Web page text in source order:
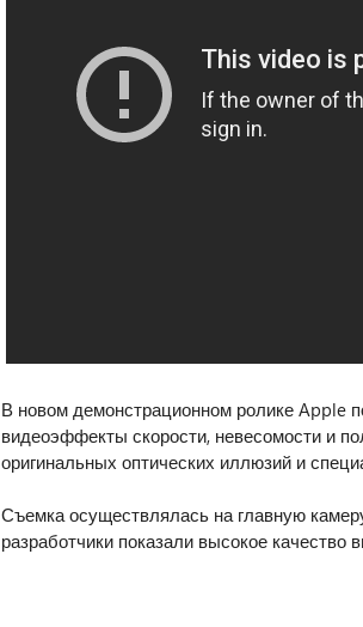
В новом демонстрационном ролике Apple
видеоэффекты скорости, невесомости и
оригинальных оптических иллюзий и
Съемка осуществлялась на главную
разработчики показали высокое качество